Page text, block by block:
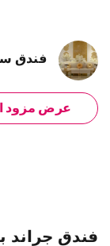
فندق
عرض مزود
فندق جراند